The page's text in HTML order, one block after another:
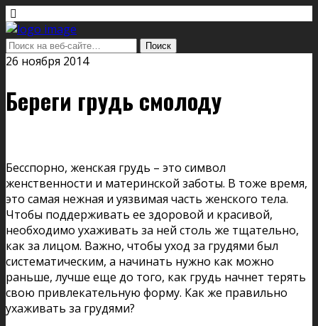
26 ноября 2014
Береги грудь смолоду
Бесспорно, женская грудь – это символ
женственности и материнской заботы. В тоже время,
это самая нежная и уязвимая часть женского тела.
Чтобы поддерживать ее здоровой и красивой,
необходимо ухаживать за ней столь же тщательно,
как за лицом. Важно, чтобы уход за грудями был
систематическим, а начинать нужно как можно
раньше, лучше еще до того, как грудь начнет терять
свою привлекательную форму. Как же правильно
ухаживать за грудями?